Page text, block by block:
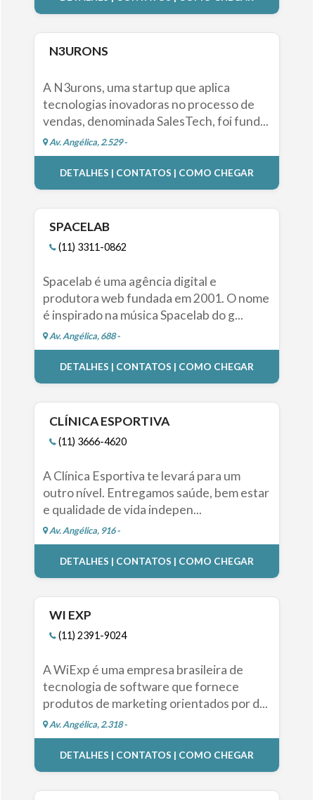
N3URONS
A N3urons, uma startup que aplica
tecnologias inovadoras no processo de
vendas, denominada SalesTech, foi fund...
Av. Angélica, 2.529 -
DETALHES | CONTATOS | COMO CHEGAR
SPACELAB
(11) 3311-0862
Spacelab é uma agência digital e
produtora web fundada em 2001. O nome
é inspirado na música Spacelab do g...
Av. Angélica, 688 -
DETALHES | CONTATOS | COMO CHEGAR
CLÍNICA ESPORTIVA
(11) 3666-4620
A Clínica Esportiva te levará para um
outro nível. Entregamos saúde, bem estar
e qualidade de vida indepen...
Av. Angélica, 916 -
DETALHES | CONTATOS | COMO CHEGAR
WI EXP
(11) 2391-9024
A WiExp é uma empresa brasileira de
tecnologia de software que fornece
produtos de marketing orientados por d...
Av. Angélica, 2.318 -
DETALHES | CONTATOS | COMO CHEGAR